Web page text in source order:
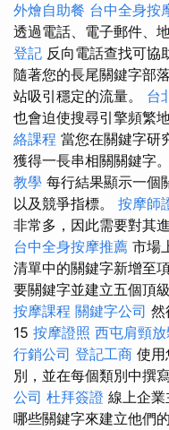
外燴自助餐 台中全身按
透過電話、電子郵件、
登記 反向電話查找可協
隨著您的長尾關鍵字部
站吸引穩定的流量。 台
也會迫使搜尋引擎頻繁
絡課程 當您在關鍵字研
獲得一長串相關關鍵字。
教學 每行結果顯示一個
以及競爭指標。 按摩師
非常多，因此需要對其
台中全身按摩推薦 市場
清單中的關鍵字新增至
要關鍵字並建立五個頂
按摩課程 關鍵字公司 然
15 按摩證照 西屯肩頸放
行銷公司 登記工商 使用
別，並在每個類別中撰
公司 杜拜簽證 線上企
哪些關鍵字來建立他們